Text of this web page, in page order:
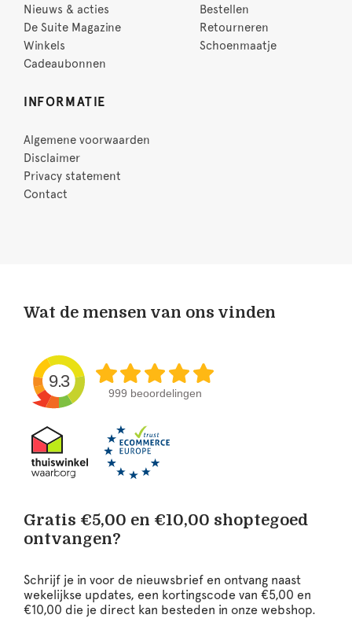
Nieuws & acties
De Suite Magazine
Winkels
Cadeaubonnen
Bestellen
Retourneren
Schoenmaatje
INFORMATIE
Algemene voorwaarden
Disclaimer
Privacy statement
Contact
Wat de mensen van ons vinden
9.3
999 beoordelingen
Gratis €5,00 en €10,00 shoptegoed
ontvangen?
Schrijf je in voor de nieuwsbrief en ontvang naast
wekelijkse updates, een kortingscode van €5,00 en
€10,00 die je direct kan besteden in onze webshop.